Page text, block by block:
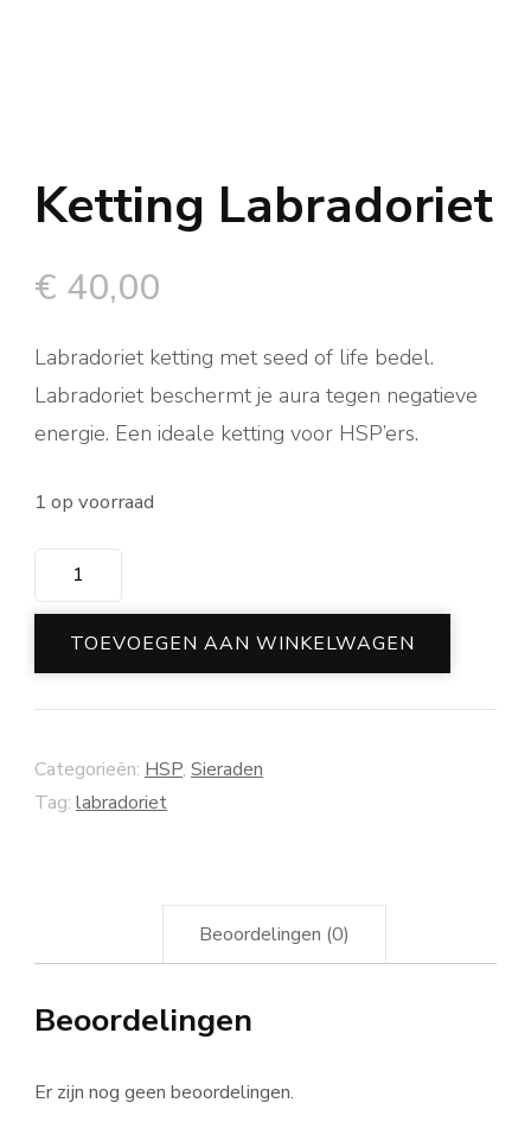
Ketting Labradoriet
€ 40,00
Labradoriet ketting met seed of life bedel.
Labradoriet beschermt je aura tegen negatieve
energie. Een ideale ketting voor HSP’ers.
1 op voorraad
Ketting
Labradoriet
aantalTOEVOEGEN AAN WINKELWAGEN
Categorieën: HSP, Sieraden
Tag: labradoriet
Beoordelingen (0)
Beoordelingen
Er zijn nog geen beoordelingen.